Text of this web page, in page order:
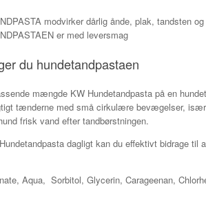
modvirker dårlig ånde, plak, tandsten
er med leversmag
du hundetandpastaen
mængde KW Hundetandpasta på en
tænderne med små cirkulære bevægelser, især
frisk vand efter tandbørstningen.​
dagligt kan du effektivt bidrage til
Aqua, Sorbitol, Glycerin, Carageenan,